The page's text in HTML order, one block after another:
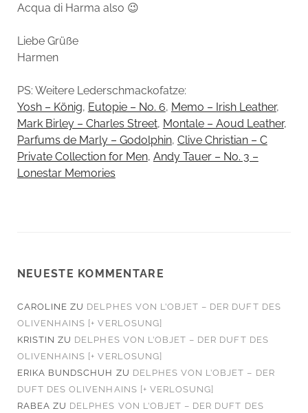
Acqua di Harma also 😉
Liebe Grüße
Harmen
PS: Weitere Lederschmackofatze:
Yosh – König, Eutopie – No. 6, Memo – Irish Leather,
Mark Birley – Charles Street, Montale – Aoud Leather,
Parfums de Marly – Godolphin, Clive Christian – C
Private Collection for Men, Andy Tauer – No. 3 –
Lonestar Memories
NEUESTE KOMMENTARE
CAROLINE ZU DELPHES VON L’OBJET – DER DUFT DES
OLIVENHAINS [+ VERLOSUNG]
KRISTIN ZU DELPHES VON L’OBJET – DER DUFT DES
OLIVENHAINS [+ VERLOSUNG]
ERIKA BUNDSCHUH ZU DELPHES VON L’OBJET – DER
DUFT DES OLIVENHAINS [+ VERLOSUNG]
RABEA ZU DELPHES VON L’OBJET – DER DUFT DES